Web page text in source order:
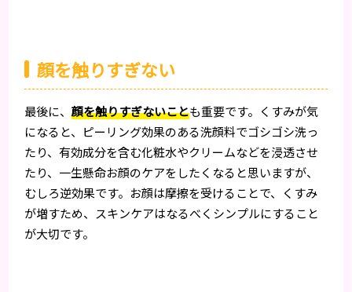
顔を触りすぎない
最後に、顔を触りすぎないことも重要です。くすみが気
になると、ピーリング効果のある洗顔料でゴシゴシ洗っ
たり、有効成分を含む化粧水やクリームなどを浸透させ
たり、一生懸命お顔のケアをしたくなると思いますが、
むしろ逆効果です。お顔は摩擦を受けることで、くすみ
が増すため、スキンケアはなるべくシンプルにすること
が大切です。